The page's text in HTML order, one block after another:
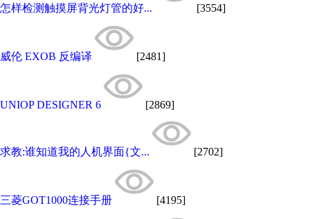
怎样检测触摸屏背光灯管的好... [3554]
威伦 EXOB 反编译 [2481]
UNIOP DESIGNER 6 [2869]
求教:谁知道我的人机界面{文... [2702]
三菱GOT1000连接手册 [4195]